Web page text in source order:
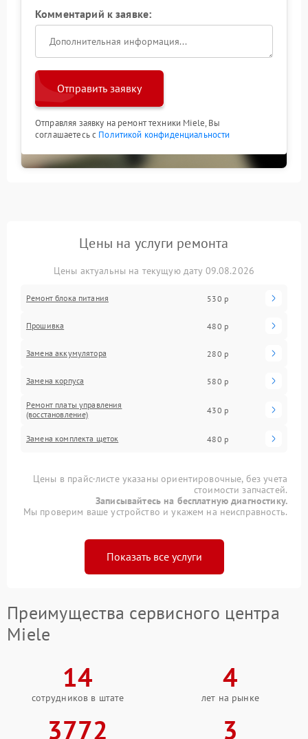
Комментарий к заявке:
Отправить заявку
Отправляя заявку на ремонт техники Miele, Вы
соглашаетесь с Политикой конфиденциальности
Цены на услуги ремонта
Цены актуальны на текущую дату 09.08.2026
Ремонт блока питания 530 р
Прошивка 480 р
Замена аккумулятора 280 р
Замена корпуса 580 р
Ремонт платы управления
(восстановление)
430 р
Замена комплекта щеток 480 р
Цены в прайс-листе указаны ориентировочные, без учета
стоимости запчастей.
Записывайтесь на бесплатную диагностику.
Мы проверим ваше устройство и укажем на неисправность.
Показать все услуги
Преимущества сервисного центра
Miele
14
сотрудников в штате
4
лет на рынке
3772 3